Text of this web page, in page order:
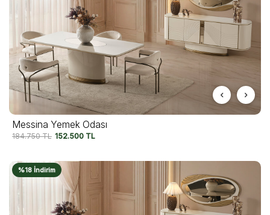
Messina Yemek Odası
184.750TL 152.500 TL
%18 İndirim